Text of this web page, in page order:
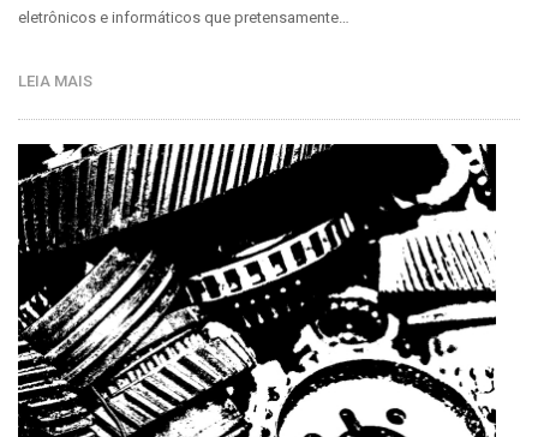
eletrônicos e informáticos que pretensamente…
LEIA MAIS